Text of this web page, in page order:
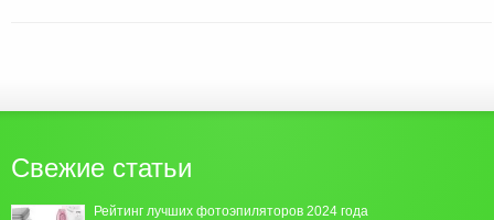
Свежие статьи
Рейтинг лучших фотоэпиляторов 2024 года